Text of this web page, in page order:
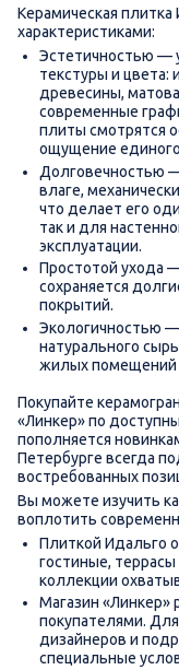
Керамическая
характеристиками:
Эстетичностью —
текстуры и цвета:
древесины,
современные
плиты смотрятся
ощущение
Долговечностью
влаге,
что делает его
так и для
эксплуатации.
Простотой ухода
сохраняется
покрытий.
Экологичностью —
натурального
жилых помещений
Покупайте
«Линкер» по
пополняется
Петербурге всегда
востребованных
Вы можете изучить
воплотить
Плиткой Идальго
гостиные,
коллекции
Магазин «Линкер»
покупателями.
дизайнеров и
специальные